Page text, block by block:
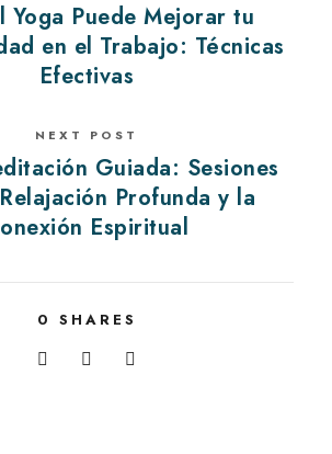
Yoga Puede Mejorar tu
en el Trabajo: Técnicas
Efectivas
NEXT POST
Guiada: Sesiones
Profunda y la
Espiritual
0 SHARES